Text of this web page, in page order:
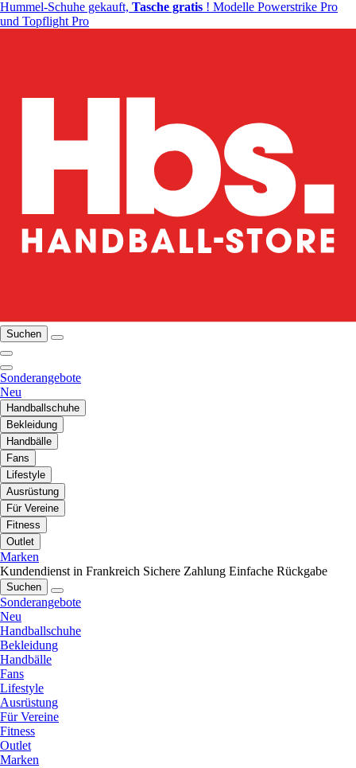
Hummel-Schuhe gekauft, Tasche gratis ! Modelle Powerstrike Pro
und Topflight Pro
Suchen
Sonderangebote
Neu
Handballschuhe
Bekleidung
Handbälle
Fans
Lifestyle
Ausrüstung
Für Vereine
Fitness
Outlet
Marken
Kundendienst in Frankreich Sichere Zahlung Einfache Rückgabe
Suchen
Sonderangebote
Neu
Handballschuhe
Bekleidung
Handbälle
Fans
Lifestyle
Ausrüstung
Für Vereine
Fitness
Outlet
Marken